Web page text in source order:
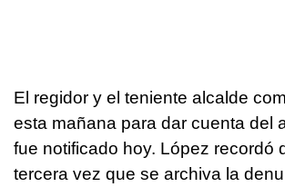
El regidor y el teniente alcalde
esta mañana para dar cuenta del
fue notificado hoy. López recordó
tercera vez que se archiva la